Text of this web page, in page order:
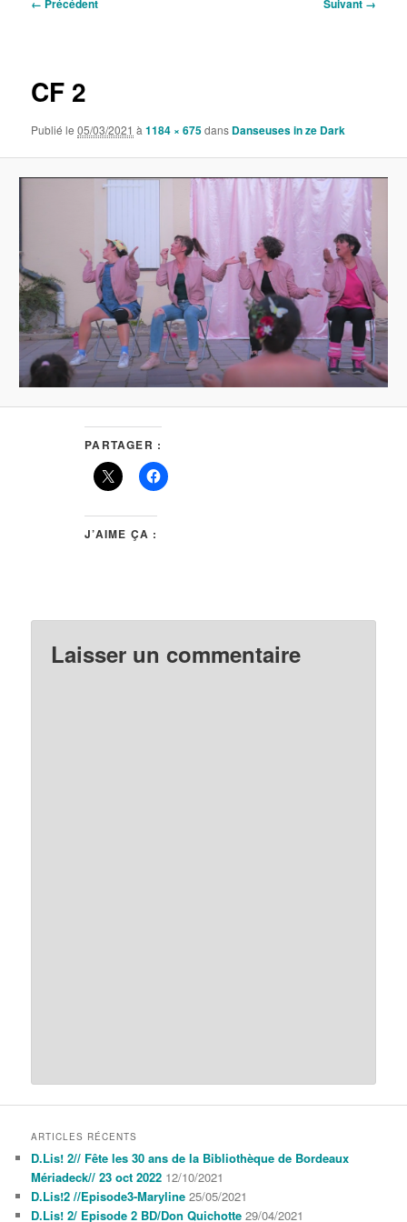
← Précédent Suivant →
CF 2
Publié le05/03/2021 à1184 × 675dans Danseuses in ze Dark
PARTAGER :
J’AIME ÇA :
Laisser un commentaire
ARTICLES RÉCENTS
D.Lis! 2// Fête les 30 ans de la Bibliothèque de Bordeaux
Mériadeck// 23 oct 2022 12/10/2021
D.Lis!2 //Episode3-Maryline 25/05/2021
D.Lis! 2/ Episode 2 BD/Don Quichotte 29/04/2021